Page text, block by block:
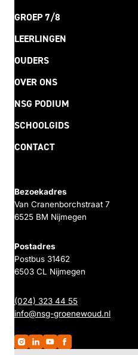
GROEP 7/8
LEERLINGEN
OUDERS
OVER ONS
NSG PODIUM
SCHOOLGIDS
CONTACT
Bezoekadres
Van Cranenborchstraat 7
6525 BM Nijmegen
Postadres
Postbus 31462
6503 CL Nijmegen
(024) 323 44 55
info@nsg-groenewoud.nl